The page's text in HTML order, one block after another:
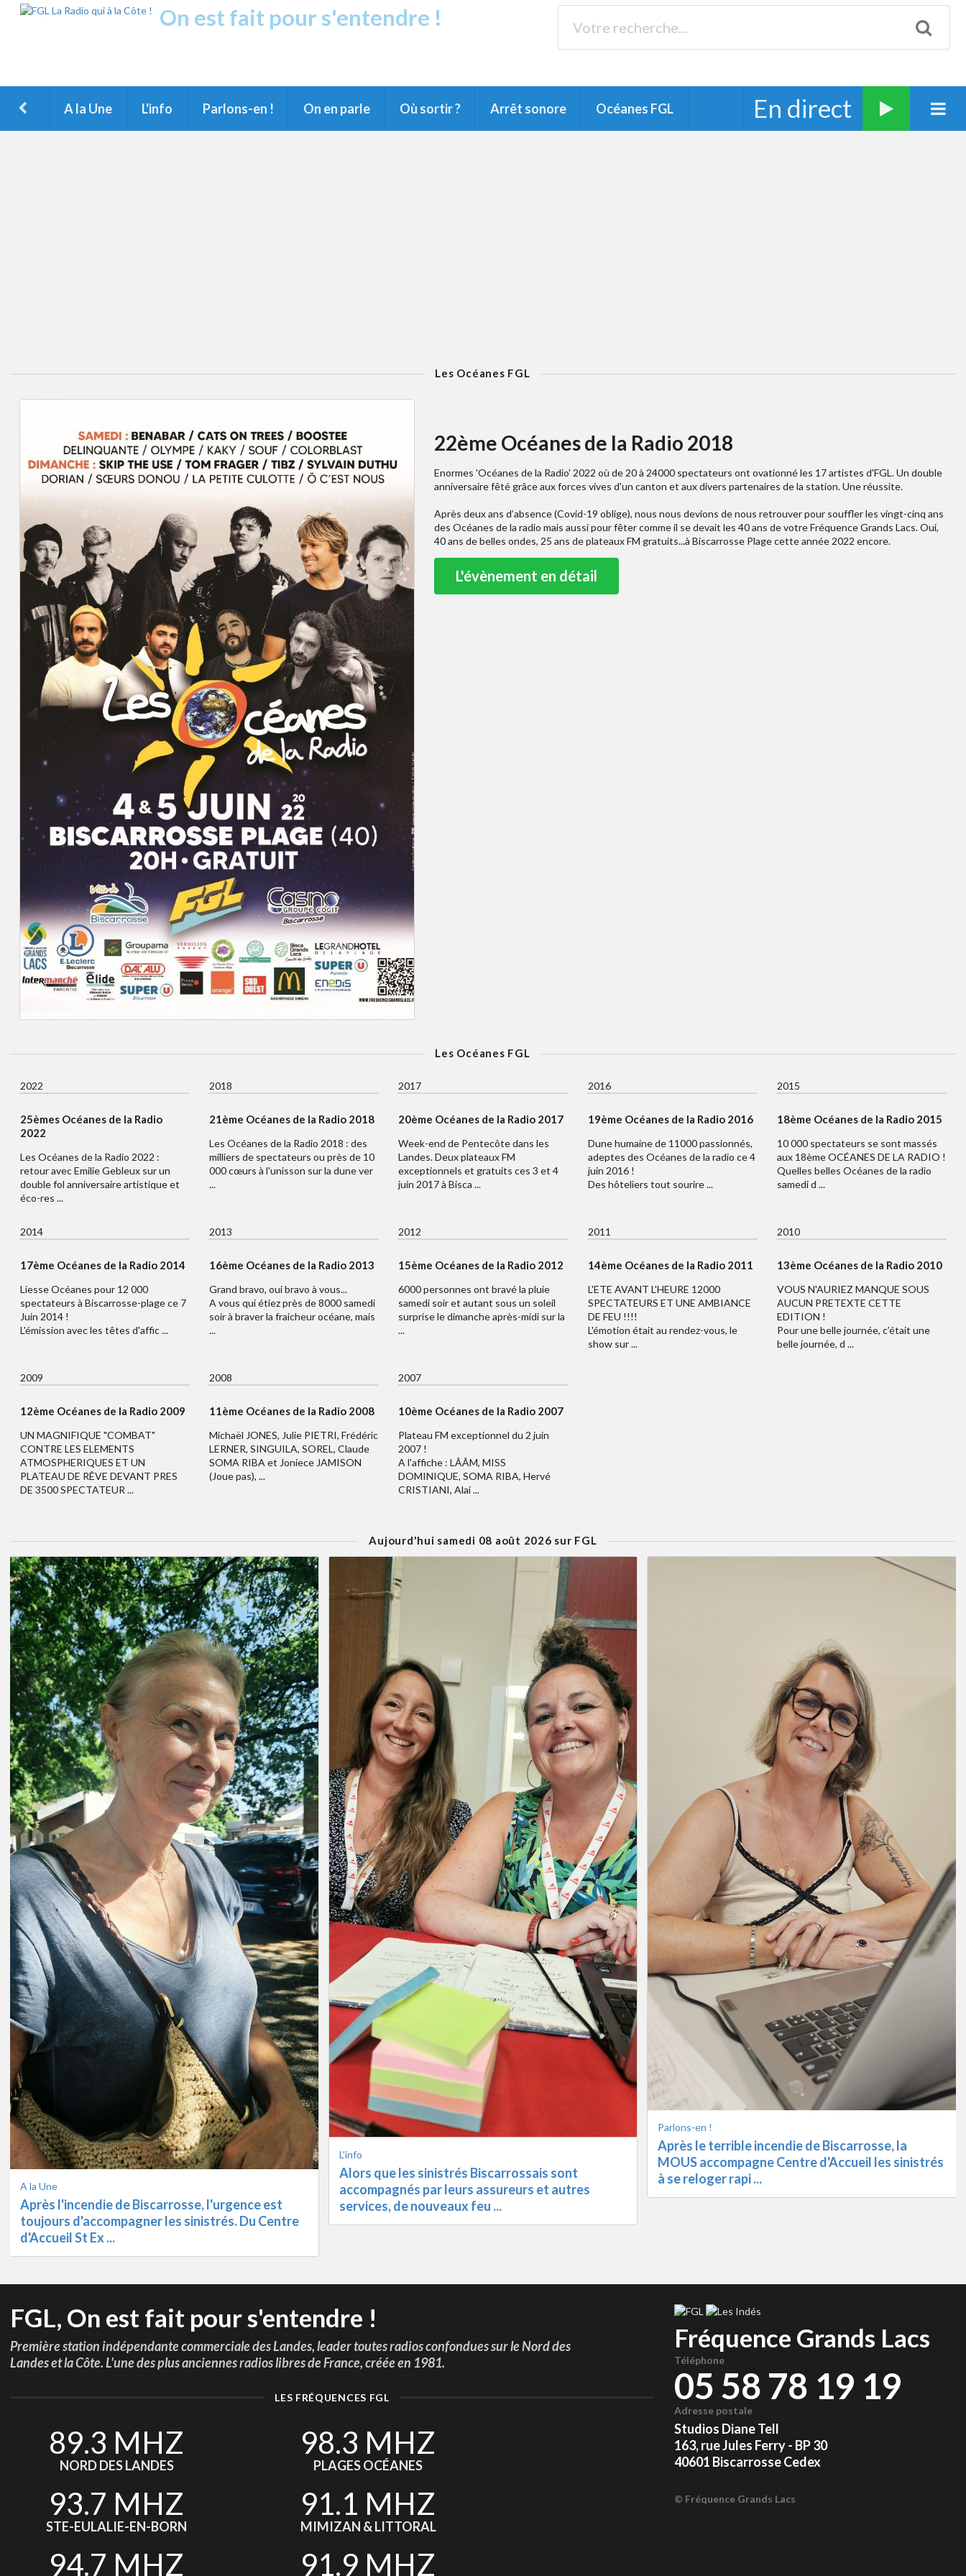
On est fait pour s'entendre !
A la Une L'info Parlons-en ! On en parle Où sortir ? Arrêt sonore Océanes FGL En direct
Les Océanes FGL
22ème Océanes de la Radio 2018
Enormes 'Océanes de la Radio' 2022 où de 20 à 24000 spectateurs ont ovationné les 17 artistes d'FGL. Un double
anniversaire fêté grâce aux forces vives d'un canton et aux divers partenaires de la station. Une réussite.
Après deux ans d’absence (Covid-19 oblige), nous nous devions de nous retrouver pour souffler les vingt-cinq ans
des Océanes de la radio mais aussi pour fêter comme il se devait les 40 ans de votre Fréquence Grands Lacs. Oui,
40 ans de belles ondes, 25 ans de plateaux FM gratuits...à Biscarrosse Plage cette année 2022 encore.
L'évènement en détail
Les Océanes FGL
2022
25èmes Océanes de la Radio
2022
Les Océanes de la Radio 2022 :
retour avec Emilie Gebleux sur un
double fol anniversaire artistique et
éco-res ...
2018
21ème Océanes de la Radio 2018
Les Océanes de la Radio 2018 : des
milliers de spectateurs ou près de 10
000 cœurs à l'unisson sur la dune ver
...
2017
20ème Océanes de la Radio 2017
Week-end de Pentecôte dans les
Landes. Deux plateaux FM
exceptionnels et gratuits ces 3 et 4
juin 2017 à Bisca ...
2016
19ème Océanes de la Radio 2016
Dune humaine de 11000 passionnés,
adeptes des Océanes de la radio ce 4
juin 2016 !
Des hôteliers tout sourire ...
2015
18ème Océanes de la Radio 2015
10 000 spectateurs se sont massés
aux 18ème OCÉANES DE LA RADIO !
Quelles belles Océanes de la radio
samedi d ...
2014
17ème Océanes de la Radio 2014
Liesse Océanes pour 12 000
spectateurs à Biscarrosse-plage ce 7
Juin 2014 !
L'émission avec les têtes d'affic ...
2013
16ème Océanes de la Radio 2013
Grand bravo, oui bravo à vous...
A vous qui étiez près de 8000 samedi
soir à braver la fraicheur océane, mais
...
2012
15ème Océanes de la Radio 2012
6000 personnes ont bravé la pluie
samedi soir et autant sous un soleil
surprise le dimanche après-midi sur la
...
2011
14ème Océanes de la Radio 2011
L'ETE AVANT L'HEURE 12000
SPECTATEURS ET UNE AMBIANCE
DE FEU !!!!
L'émotion était au rendez-vous, le
show sur ...
2010
13ème Océanes de la Radio 2010
VOUS N'AURIEZ MANQUE SOUS
AUCUN PRETEXTE CETTE
EDITION !
Pour une belle journée, c’était une
belle journée, d ...
2009
12ème Océanes de la Radio 2009
UN MAGNIFIQUE "COMBAT"
CONTRE LES ELEMENTS
ATMOSPHERIQUES ET UN
PLATEAU DE RÊVE DEVANT PRES
DE 3500 SPECTATEUR ...
2008
11ème Océanes de la Radio 2008
Michaël JONES, Julie PIETRI, Frédéric
LERNER, SINGUILA, SOREL, Claude
SOMA RIBA et Joniece JAMISON
(Joue pas), ...
2007
10ème Océanes de la Radio 2007
Plateau FM exceptionnel du 2 juin
2007 !
A l'affiche : LÂÂM, MISS
DOMINIQUE, SOMA RIBA, Hervé
CRISTIANI, Alai ...
Aujourd'hui samedi 08 août 2026 sur FGL
L'info
Alors que les sinistrés Biscarrossais sont
accompagnés par leurs assureurs et autres
services, de nouveaux feu ...
Parlons-en !
MOUS accompagne Centre d'Accueil les sinistrés
à se reloger rapi ...
On en parle
Emission spéciale Incendie de Biscarrosse,
Artisans sinistrés : Patrice Lartigue (président de
la CMA Landes-N ...
FGL, On est fait pour s'entendre !
Première station indépendante commerciale des Landes, leader toutes radios confondues sur le Nord des
Landes et la Côte. L'une des plus anciennes radios libres de France, créée en 1981.
LES FRÉQUENCES FGL
89.3 MHZ
NORD DES LANDES
98.3 MHZ
PLAGES OCÉANES
93.7 MHZ
STE-EULALIE-EN-BORN
91.1 MHZ
MIMIZAN & LITTORAL
94.7 MHZ 91.9 MHZ
Fréquence Grands Lacs
Téléphone
05 58 78 19 19
Adresse postale
Studios Diane Tell
163, rue Jules Ferry - BP 30
40601 Biscarrosse Cedex
© Fréquence Grands Lacs